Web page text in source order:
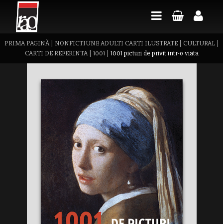
PRIMA PAGINĂ| NONFICTIUNE ADULTI CARTI ILUSTRATE| CULTURAL|
CARTI DE REFERINTA| 1001 1001 picturi de privit intr-o viata